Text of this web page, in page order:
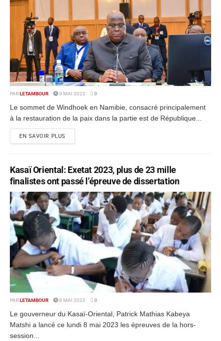
PAR LETAMBOUR 9 MAI 2023 0
Le sommet de Windhoek en Namibie, consacré principalement
à la restauration de la paix dans la partie est de République...
EN SAVOIR PLUS
Kasaï Oriental: Exetat 2023, plus de 23 mille
finalistes ont passé l’épreuve de dissertation
PAR LETAMBOUR 8 MAI 2023 0
Le gouverneur du Kasaï-Oriental, Patrick Mathias Kabeya
Matshi a lancé ce lundi 8 mai 2023 les épreuves de la hors-
session...